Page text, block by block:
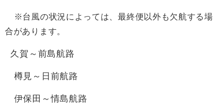
※台風の状況によっては、最終便以外も欠航する場
合があります。
久賀～前島航路
樽見～日前航路
伊保田～情島航路